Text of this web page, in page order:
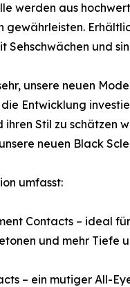
werden aus
gewährleisten.
Sehschwächen und
unsere neuen
Entwicklung
Stil zu schätzen
neuen Black
umfasst:
Contacts – ideal
und mehr Tiefe
– ein mutiger All-